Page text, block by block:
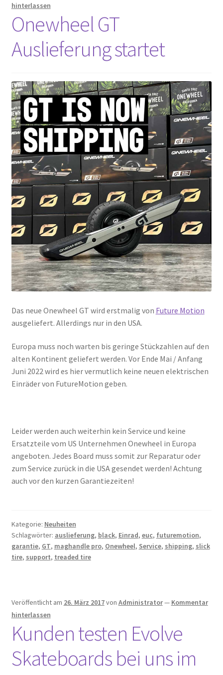
hinterlassen
Onewheel GT
Auslieferung startet
Das neue Onewheel GT wird erstmalig von Future Motion
ausgeliefert. Allerdings nur in den USA.
Europa muss noch warten bis geringe Stückzahlen auf den
alten Kontinent geliefert werden. Vor Ende Mai / Anfang
Juni 2022 wird es hier vermutlich keine neuen elektrischen
Einräder von FutureMotion geben.
Leider werden auch weiterhin kein Service und keine
Ersatzteile vom US Unternehmen Onewheel in Europa
angeboten. Jedes Board muss somit zur Reparatur oder
zum Service zurück in die USA gesendet werden! Achtung
auch vor den kurzen Garantiezeiten!
Kategorie: Neuheiten
Schlagwörter: auslieferung, black, Einrad, euc, futuremotion,
garantie, GT, maghandle pro, Onewheel, Service, shipping, slick
tire, support, treaded tire
Veröffentlicht am 26. März 2017von Administrator— Kommentar
hinterlassen
Kunden testen Evolve
Skateboards bei uns im